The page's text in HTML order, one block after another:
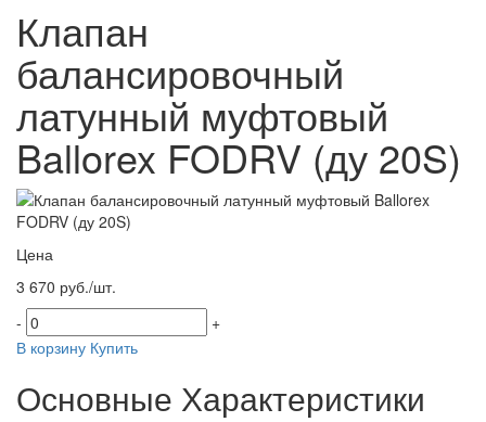
Клапан
балансировочный
латунный муфтовый
Ballorex FODRV (ду 20S)
Цена
3 670 руб./шт.
-
+
В корзину Купить
Основные Характеристики